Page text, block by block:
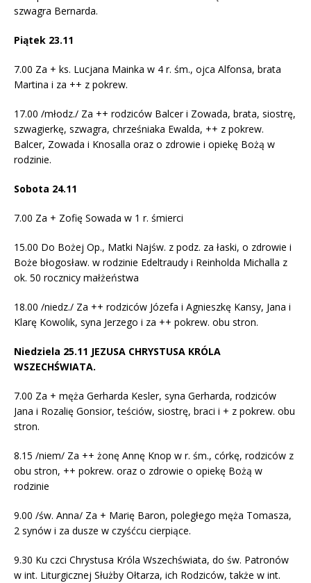
szwagra Bernarda.
Piątek 23.11
7.00 Za + ks. Lucjana Mainka w 4 r. śm., ojca Alfonsa, brata
Martina i za ++ z pokrew.
17.00 /młodz./ Za ++ rodziców Balcer i Zowada, brata, siostrę,
szwagierkę, szwagra, chrześniaka Ewalda, ++ z pokrew.
Balcer, Zowada i Knosalla oraz o zdrowie i opiekę Bożą w
rodzinie.
Sobota 24.11
7.00 Za + Zofię Sowada w 1 r. śmierci
15.00 Do Bożej Op., Matki Najśw. z podz. za łaski, o zdrowie i
Boże błogosław. w rodzinie Edeltraudy i Reinholda Michalla z
ok. 50 rocznicy małżeństwa
18.00 /niedz./ Za ++ rodziców Józefa i Agnieszkę Kansy, Jana i
Klarę Kowolik, syna Jerzego i za ++ pokrew. obu stron.
Niedziela 25.11 JEZUSA CHRYSTUSA KRÓLA
WSZECHŚWIATA.
7.00 Za + męża Gerharda Kesler, syna Gerharda, rodziców
Jana i Rozalię Gonsior, teściów, siostrę, braci i + z pokrew. obu
stron.
8.15 /niem/ Za ++ żonę Annę Knop w r. śm., córkę, rodziców z
obu stron, ++ pokrew. oraz o zdrowie o opiekę Bożą w
rodzinie
9.00 /św. Anna/ Za + Marię Baron, poległego męża Tomasza,
2 synów i za dusze w czyśćcu cierpiące.
9.30 Ku czci Chrystusa Króla Wszechświata, do św. Patronów
w int. Liturgicznej Służby Ołtarza, ich Rodziców, także w int.